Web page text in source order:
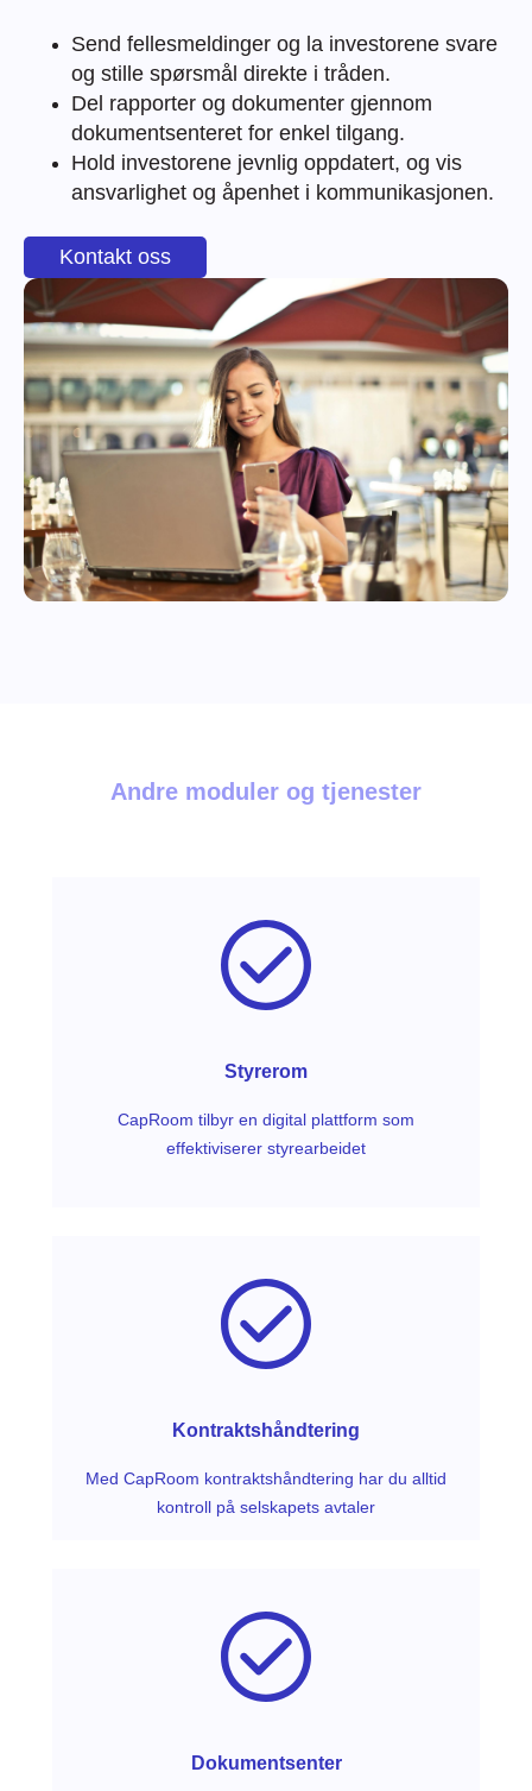
Send fellesmeldinger og la investorene svare
og stille spørsmål direkte i tråden.
Del rapporter og dokumenter gjennom
dokumentsenteret for enkel tilgang.
Hold investorene jevnlig oppdatert, og vis
ansvarlighet og åpenhet i kommunikasjonen.
Kontakt oss
Andre moduler og tjenester
Styrerom
CapRoom tilbyr en digital plattform som
effektiviserer styrearbeidet
Kontraktshåndtering
Med CapRoom kontraktshåndtering har du alltid
kontroll på selskapets avtaler
Dokumentsenter